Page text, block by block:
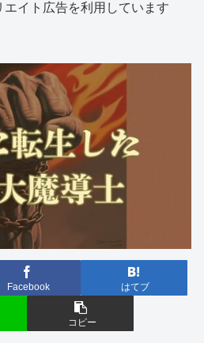
イト広告を利用しています
Facebook はてブ
コピー